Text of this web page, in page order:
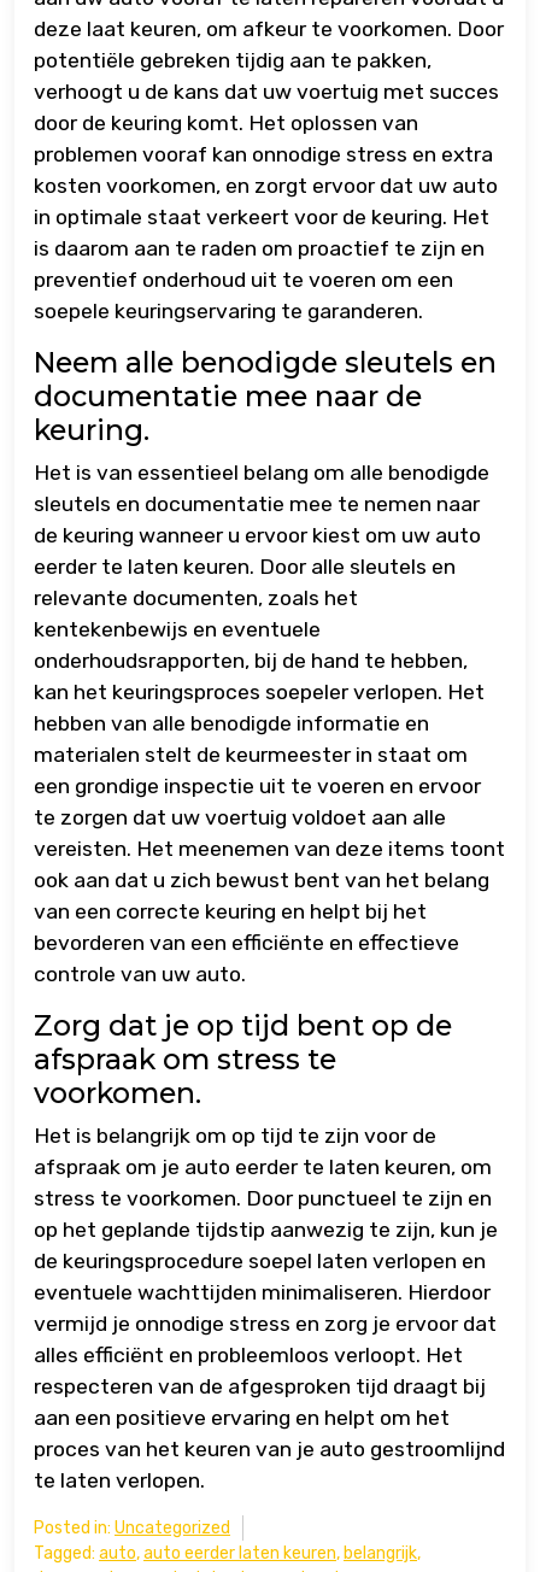
deze laat keuren, om afkeur te voorkomen. Door
potentiële gebreken tijdig aan te pakken,
verhoogt u de kans dat uw voertuig met succes
door de keuring komt. Het oplossen van
problemen vooraf kan onnodige stress en extra
kosten voorkomen, en zorgt ervoor dat uw auto
in optimale staat verkeert voor de keuring. Het
is daarom aan te raden om proactief te zijn en
preventief onderhoud uit te voeren om een
soepele keuringservaring te garanderen.
Neem alle benodigde sleutels en
documentatie mee naar de
keuring.
Het is van essentieel belang om alle benodigde
sleutels en documentatie mee te nemen naar
de keuring wanneer u ervoor kiest om uw auto
eerder te laten keuren. Door alle sleutels en
relevante documenten, zoals het
kentekenbewijs en eventuele
onderhoudsrapporten, bij de hand te hebben,
kan het keuringsproces soepeler verlopen. Het
hebben van alle benodigde informatie en
materialen stelt de keurmeester in staat om
een grondige inspectie uit te voeren en ervoor
te zorgen dat uw voertuig voldoet aan alle
vereisten. Het meenemen van deze items toont
ook aan dat u zich bewust bent van het belang
van een correcte keuring en helpt bij het
bevorderen van een efficiënte en effectieve
controle van uw auto.
Zorg dat je op tijd bent op de
afspraak om stress te
voorkomen.
Het is belangrijk om op tijd te zijn voor de
afspraak om je auto eerder te laten keuren, om
stress te voorkomen. Door punctueel te zijn en
op het geplande tijdstip aanwezig te zijn, kun je
de keuringsprocedure soepel laten verlopen en
eventuele wachttijden minimaliseren. Hierdoor
vermijd je onnodige stress en zorg je ervoor dat
alles efficiënt en probleemloos verloopt. Het
respecteren van de afgesproken tijd draagt bij
aan een positieve ervaring en helpt om het
proces van het keuren van je auto gestroomlijnd
te laten verlopen.
Posted in: Uncategorized
Tagged: auto,auto eerder laten keuren, belangrijk,